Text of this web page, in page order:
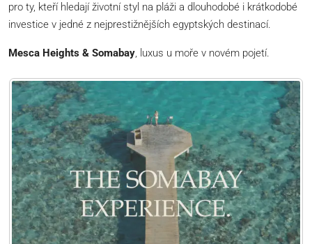
pro ty, kteří hledají životní styl na pláži a dlouhodobé i krátkodobé
investice v jedné z nejprestižnějších egyptských destinací.
Mesca Heights & Somabay, luxus u moře v novém pojetí.